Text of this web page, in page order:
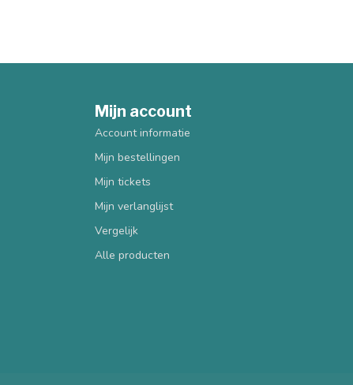
Mijn account
Account informatie
Mijn bestellingen
Mijn tickets
Mijn verlanglijst
Vergelijk
Alle producten